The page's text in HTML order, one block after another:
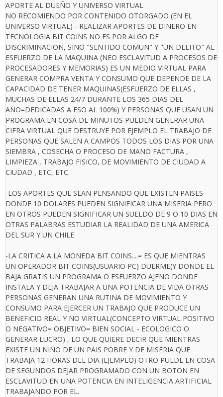
APORTE AL DUEÑO Y UNIVERSO VIRTUAL
NO RECOMIENDO POR CONTENIDO OTORGADO (EN EL
UNIVERSO VIRTUAL) - REALIZAR APORTES DE DINERO EN
TECNOLOGIA BIT COINS NO ES POR ALGO DE
DISCRIMINACION, SINO "SENTIDO COMUN" Y "UN DELITO" AL
ESFUERZO DE LA MAQUINA (NEO ESCLAVITUD A PROCESOS DE
PROCESADORES Y MEMORIAS) ES UN MEDIO VIRTUAL PARA
GENERAR COMPRA VENTA Y CONSUMO QUE DEPENDE DE LA
CAPACIDAD DE TENER MAQUINAS(ESFUERZO DE ELLAS ,
MUCHAS DE ELLAS 24/7 DURANTE LOS 365 DIAS DEL
AÑO=DEDICADAS A ESO AL 100%) Y PERSONAS QUE USAN UN
PROGRAMA EN COSA DE MINUTOS PUEDEN GENERAR UNA
CIFRA VIRTUAL QUE DESTRUYE POR EJEMPLO EL TRABAJO DE
PERSONAS QUE SALEN A CAMPOS TODOS LOS DIAS POR UNA
SIEMBRA , COSECHA O PROCESO DE MANO FACTURA ,
LIMPIEZA , TRABAJO FISICO, DE MOVIMIENTO DE CIUDAD A
CIUDAD , ETC, ETC.
-LOS APORTES QUE SEAN PENSANDO QUE EXISTEN PAISES
DONDE 10 DOLARES PUEDEN SIGNIFICAR UNA MISERIA PERO
EN OTROS PUEDEN SIGNIFICAR UN SUELDO DE 9 O 10 DIAS EN
OTRAS PALABRAS ESTUDIAR LA REALIDAD DE UNA AMERICA
DEL SUR Y UN CHILE.
-LA CRITICA A LA MONEDA BIT COINS....= ES QUE MIENTRAS
UN OPERADOR BIT COINS(USUARIO PC) DUERME(Y DONDE EL
BAJA GRATIS UN PROGRAMA O ESFUERZO AJENO DONDE
INSTALA Y DEJA TRABAJAR A UNA POTENCIA DE VIDA OTRAS
PERSONAS GENERAN UNA RUTINA DE MOVIMIENTO Y
CONSUMO PARA EJERCER UN TRABAJO QUE PRODUCE UN
BENEFICIO REAL Y NO VIRTUAL(CONCEPTO VIRTUAL POSITIVO
O NEGATIVO= OBJETIVO= BIEN SOCIAL - ECOLOGICO O
GENERAR LUCRO) , LO QUE QUIERE DECIR QUE MIENTRAS
EXISTE UN NIÑO DE UN PAIS POBRE Y DE MISERIA QUE
TRABAJA 12 HORAS DEL DIA (EJEMPLO) OTRO PUEDE EN COSA
DE SEGUNDOS DEJAR PROGRAMADO CON UN BOTON EN
ESCLAVITUD EN UNA POTENCIA EN INTELIGENCIA ARTIFICIAL
TRABAJANDO POR EL.